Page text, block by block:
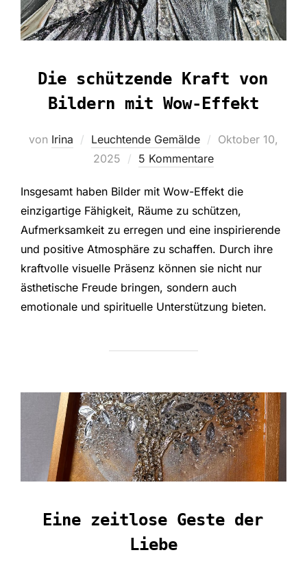
Die schützende Kraft von
Bildern mit Wow-Effekt
von Irina Leuchtende Gemälde
Veröffentlicht
Oktober 10,
2025
5 Kommentare
Insgesamt haben Bilder mit Wow-Effekt die
einzigartige Fähigkeit, Räume zu schützen,
Aufmerksamkeit zu erregen und eine inspirierende
und positive Atmosphäre zu schaffen. Durch ihre
kraftvolle visuelle Präsenz können sie nicht nur
ästhetische Freude bringen, sondern auch
emotionale und spirituelle Unterstützung bieten.
Eine zeitlose Geste der
Liebe